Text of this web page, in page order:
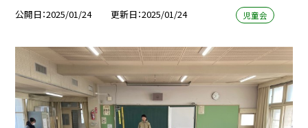
公開日 2025/01/24 更新日 2025/01/24 児童会